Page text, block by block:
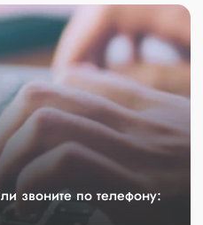
звоните по телефону: